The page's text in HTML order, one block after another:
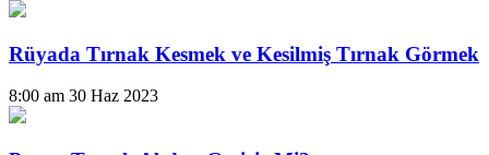
Rüyada Tırnak Kesmek ve Kesilmiş Tırnak Görmek
8:00 am 30 Haz 2023